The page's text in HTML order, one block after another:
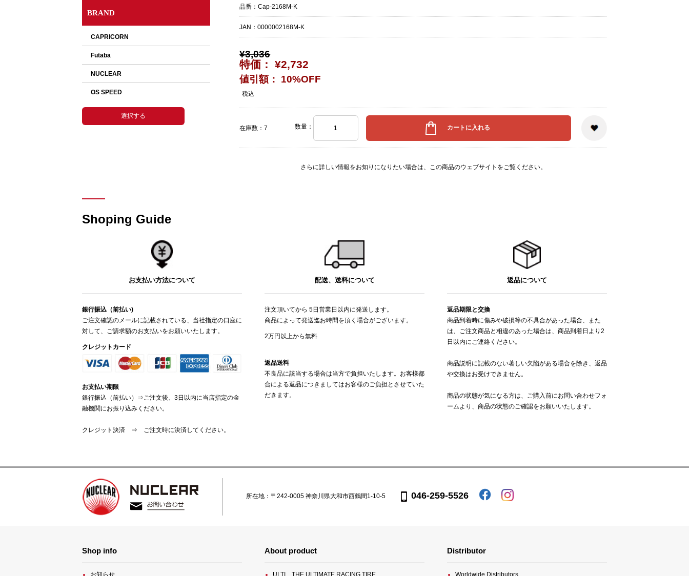
BRAND
品番：Cap-2168M-K
JAN：0000002168M-K
¥3,036
特価： ¥2,732
値引額： 10%OFF
税込
在庫数：7 数量：
さらに詳しい情報をお知りになりたい場合は、 この商品のウェブサイト をご覧ください。
Shoping Guide
お支払い方法について
銀行振込（前払い)
ご注文確認のメールに記載されている、当社指定の口座に
対して、ご請求額のお支払いをお願いいたします。
クレジットカード
お支払い期限
銀行振込（前払い）⇒ご注文後、3日以内に当店指定の金
融機関にお振り込みください。
クレジット決済 ⇒ ご注文時に決済してください。
配送、送料について
注文頂いてから 5日営業日以内に発送します。
商品によって発送迄お時間を頂く場合がございます。
2万円以上から無料
返品送料
不良品に該当する場合は当方で負担いたします。お客様都
合による返品につきましてはお客様のご負担とさせていた
だきます。
返品について
返品期限と交換
商品到着時に傷みや破損等の不具合があった場合、また
は、ご注文商品と相違のあった場合は、商品到着日より2
日以内にご連絡ください。
商品説明に記載のない著しい欠陥がある場合を除き、返品
や交換はお受けできません。
商品の状態が気になる方は、ご購入前にお問い合わせフォ
ームより、商品の状態のご確認をお願いいたします。
所在地：〒242-0005 神奈川県大和市西鶴間1-10-5 046-259-5526
Shop info
お知らせ
About product
ULTI、THE ULTIMATE RACING TIRE
Distributor
Worldwide Distributors